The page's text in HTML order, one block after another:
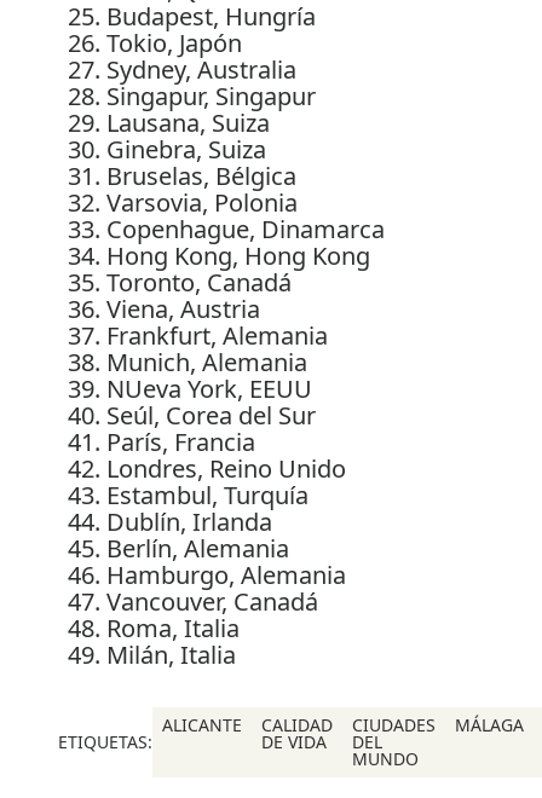
Budapest, Hungría
Tokio, Japón
Sydney, Australia
Singapur, Singapur
Lausana, Suiza
Ginebra, Suiza
Bruselas, Bélgica
Varsovia, Polonia
Copenhague, Dinamarca
Hong Kong, Hong Kong
Toronto, Canadá
Viena, Austria
Frankfurt, Alemania
Munich, Alemania
NUeva York, EEUU
Seúl, Corea del Sur
París, Francia
Londres, Reino Unido
Estambul, Turquía
Dublín, Irlanda
Berlín, Alemania
Hamburgo, Alemania
Vancouver, Canadá
Roma, Italia
Milán, Italia
ETIQUETAS:
ALICANTE CALIDAD
DE VIDA
CIUDADES
DEL
MUNDO
MÁLAGA